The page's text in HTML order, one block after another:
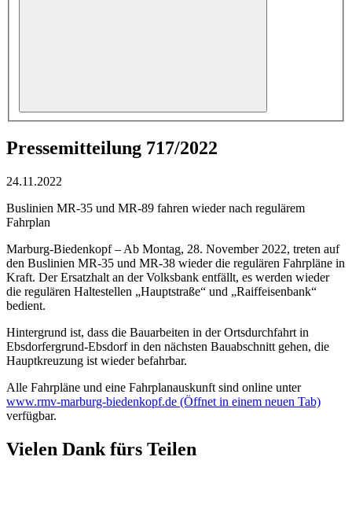
Pressemitteilung 717/2022
24.11.2022
Buslinien MR-35 und MR-89 fahren wieder nach regulärem
Fahrplan
Marburg-Biedenkopf – Ab Montag, 28. November 2022, treten auf
den Buslinien MR-35 und MR-38 wieder die regulären Fahrpläne in
Kraft. Der Ersatzhalt an der Volksbank entfällt, es werden wieder
die regulären Haltestellen „Hauptstraße“ und „Raiffeisenbank“
bedient.
Hintergrund ist, dass die Bauarbeiten in der Ortsdurchfahrt in
Ebsdorfergrund-Ebsdorf in den nächsten Bauabschnitt gehen, die
Hauptkreuzung ist wieder befahrbar.
Alle Fahrpläne und eine Fahrplanauskunft sind online unter
www.rmv-marburg-biedenkopf.de (Öffnet in einem neuen Tab)
verfügbar.
Vielen Dank fürs Teilen